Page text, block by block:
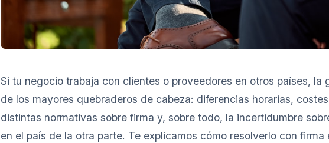
Si tu negocio trabaja con clientes o proveedores en otros países, la
de los mayores quebraderos de cabeza: diferencias horarias,
distintas normativas sobre firma y, sobre todo, la incertidumbre
en el país de la otra parte. Te explicamos cómo resolverlo con firma